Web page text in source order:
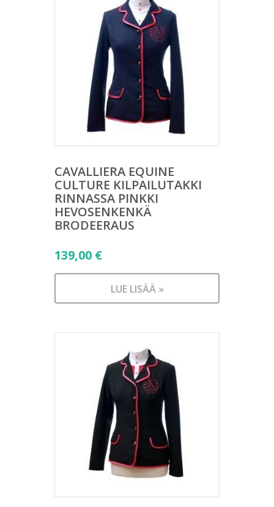
CAVALLIERA EQUINE
CULTURE KILPAILUTAKKI
RINNASSA PINKKI
HEVOSENKENKÄ
BRODEERAUS
139,00 €
LUE LISÄÄ »